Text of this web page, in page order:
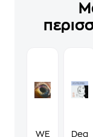
WE
Dear